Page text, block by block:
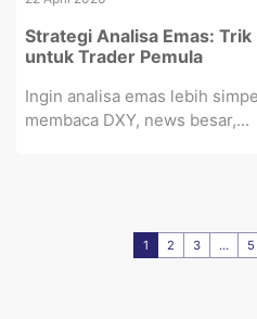
Strategi Analisa Emas:
untuk Trader Pemula
Ingin analisa emas lebih
membaca DXY, news besar,...
1 2 3 ... 5